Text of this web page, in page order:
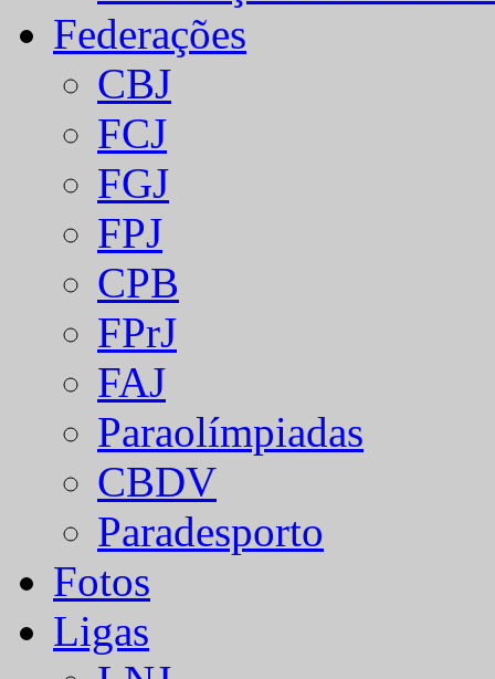
Federações
CBJ
FCJ
FGJ
FPJ
CPB
FPrJ
FAJ
Paraolímpiadas
CBDV
Paradesporto
Fotos
Ligas